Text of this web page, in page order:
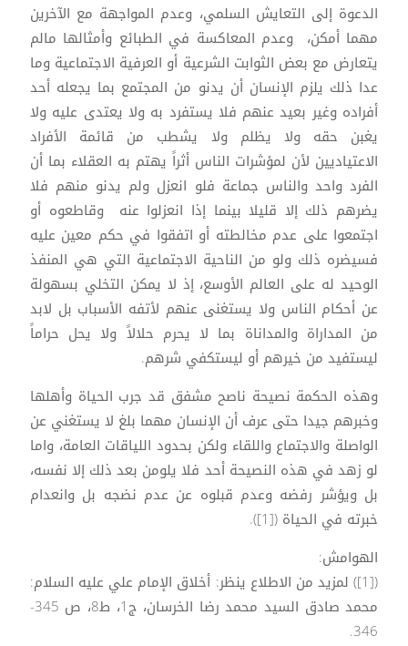
الدعوة إلى التعايش السلمي، وعدم المواجهة مع الآخرين
مهما أمكن، وعدم المعاكسة في الطبائع وأمثالها مالم
يتعارض مع بعض الثوابت الشرعية أو العرفية الاجتماعية وما
عدا ذلك يلزم الإنسان أن يدنو من المجتمع بما يجعله أحد
أفراده وغير بعيد عنهم فلا يستفرد به ولا يعتدى عليه ولا
يغبن حقه ولا يظلم ولا يشطب من قائمة الأفراد
الاعتياديين لأن لمؤشرات الناس أثراً يهتم به العقلاء بما أن
الفرد واحد والناس جماعة فلو انعزل ولم يدنو منهم فلا
يضرهم ذلك إلا قليلا بينما إذا انعزلوا عنه وقاطعوه أو
اجتمعوا على عدم مخالطته أو اتفقوا في حكم معين عليه
فسيضره ذلك ولو من الناحية الاجتماعية التي هي المنفذ
الوحيد له على العالم الأوسع، إذ لا يمكن التخلي بسهولة
عن أحكام الناس ولا يستغنى عنهم لأتفه الأسباب بل لابد
من المداراة والمداناة بما لا يحرم حلالاً ولا يحل حراماً
ليستفيد من خيرهم أو ليستكفي شرهم.
وهذه الحكمة نصيحة ناصح مشفق قد جرب الحياة وأهلها
وخبرهم جيدا حتى عرف أن الإنسان مهما بلغ لا يستغني عن
الواصلة والاجتماع واللقاء ولكن بحدود اللياقات العامة، واما
لو زهد في هذه النصيحة أحد فلا يلومن بعد ذلك إلا نفسه،
بل ويؤشر رفضه وعدم قبلوه عن عدم نضجه بل وانعدام
خبرته في الحياة ([1]).
الهوامش:
([1]) لمزيد من الاطلاع ينظر: أخلاق الإمام علي عليه السلام:
محمد صادق السيد محمد رضا الخرسان، ج1، ط8، ص 345-
346.